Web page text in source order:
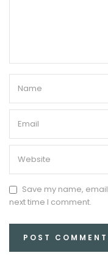
Save my name,
next time I comment.